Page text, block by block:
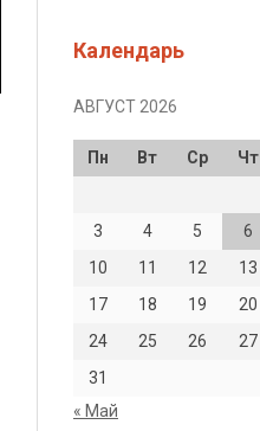
Календарь
АВГУСТ 2026
Пн Вт Ср Чт
3
4 5 6
10
11 12 13
17
18 19 20
24
25 26 27
31
« Май